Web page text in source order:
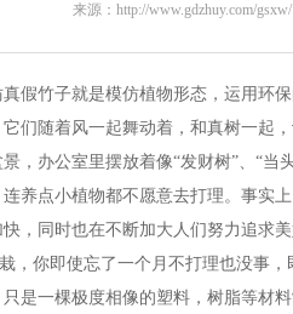
来源：http://www.gdzhuy.com/
假竹子就是模仿植物形态，运用环
们随着风一起舞动着，和真树一起
，办公室里摆放着像“发财树”、“
养点小植物都不愿意去打理。事实上
，同时也在不断加大人们努力追求
，你即使忘了一个月不打理也没事
是一棵极度相像的塑料，树脂等材